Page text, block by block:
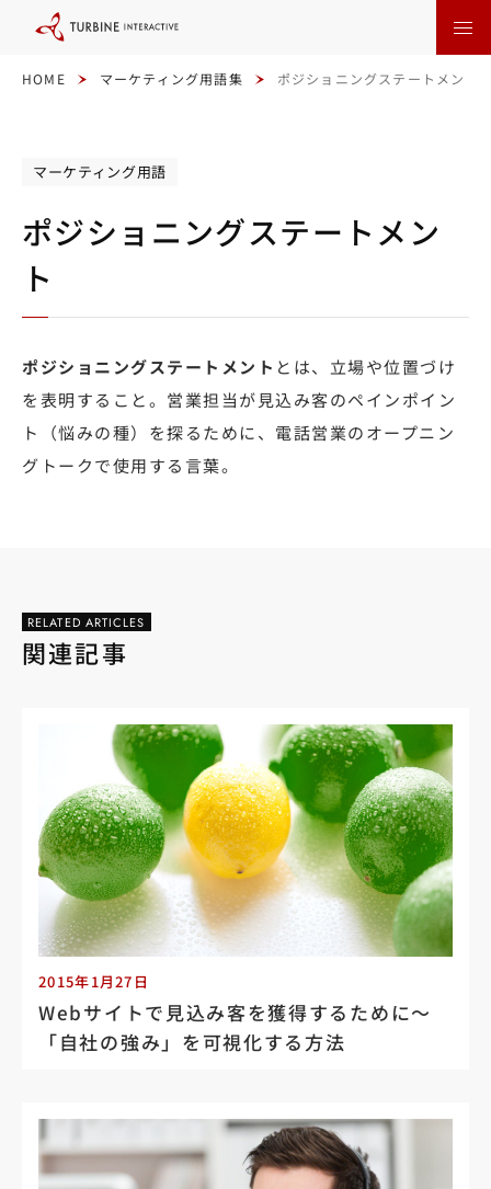
HOME マーケティング用語集 ポジショニングステートメント
マーケティング用語
ポジショニングステートメン
ト
ポジショニングステートメント とは、立場や位置づけ
を表明すること。営業担当が見込み客のペインポイン
ト（悩みの種）を探るために、電話営業のオープニン
グトークで使用する言葉。
RELATED ARTICLES
関連記事
2015年1月27日
Webサイトで見込み客を獲得するために～
「自社の強み」を可視化する方法